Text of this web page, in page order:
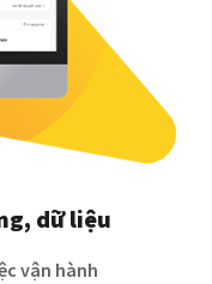
dữ liệu
vận hành